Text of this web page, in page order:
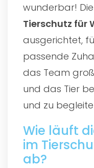
wunderbar!
Tierschutz für
ausgerichtet,
passende
das Team
und das Tier
und zu
Wie läuft
im
ab?